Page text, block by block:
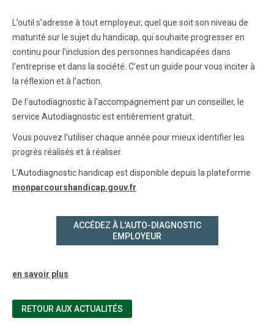
L’outil s’adresse à tout employeur, quel que soit son niveau de
maturité sur le sujet du handicap, qui souhaite progresser en
continu pour l’inclusion des personnes handicapées dans
l’entreprise et dans la société. C’est un guide pour vous inciter à
la réflexion et à l’action.
De l'autodiagnostic à l'accompagnement par un conseiller, le
service Autodiagnostic est entièrement gratuit.
Vous pouvez l'utiliser chaque année pour mieux identifier les
progrès réalisés et à réaliser.
L'Autodiagnostic handicap est disponible depuis la plateforme
monparcourshandicap.gouv.fr
ACCÉDEZ À L'AUTO-DIAGNOSTIC
EMPLOYEUR
en savoir plus
RETOUR AUX ACTUALITÉS